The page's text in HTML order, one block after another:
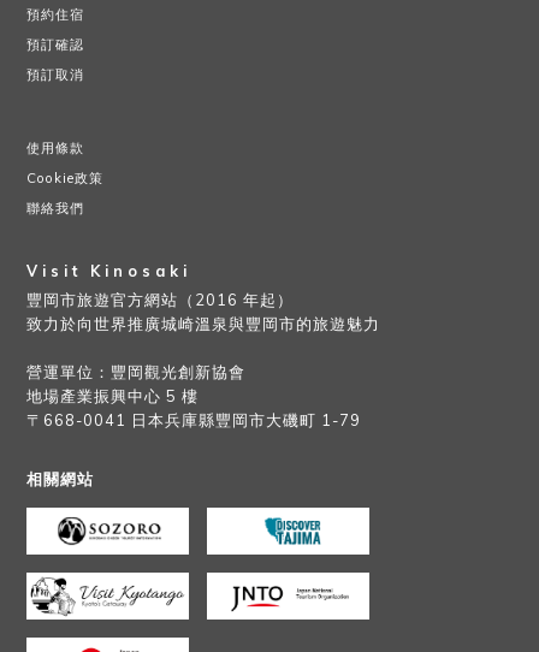
預約住宿
預訂確認
預訂取消
使用條款
Cookie政策
聯絡我們
Visit Kinosaki
豐岡市旅遊官方網站（2016 年起）
致力於向世界推廣城崎溫泉與豐岡市的旅遊魅力
營運單位：豐岡觀光創新協會
地場產業振興中心 5 樓
〒668-0041 日本兵庫縣豐岡市大磯町 1-79
相關網站